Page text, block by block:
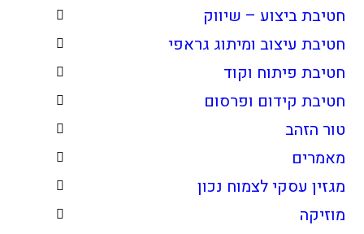
חטיבת ביצוע – שיווק
חטיבת עיצוב ומיתוג גראפי
חטיבת פיתוח וקוד
חטיבת קידום ופרסום
טור הזהב
מאמרים
מגזין עסקי לצמוח נכון
מוזיקה